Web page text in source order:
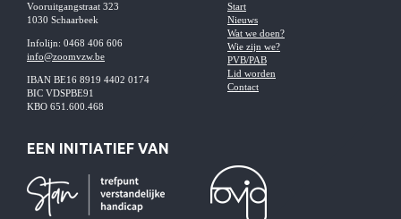
Vooruitgangstraat 323
1030 Schaarbeek
Infolijn: 0468 406 606
info@zoomvzw.be
IBAN BE16 8919 4402 0174
BIC VDSPBE91
KBO 651.600.468
Start
Nieuws
Wat we doen?
Wie zijn we?
PVB/PAB
Lid worden
Contact
EEN INITIATIEF VAN